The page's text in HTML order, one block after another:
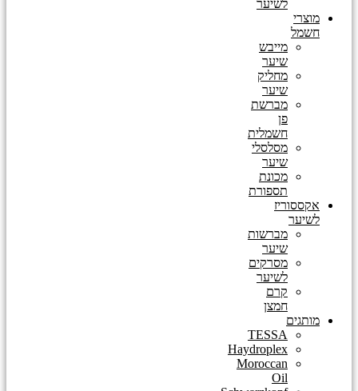
לשיער
מוצרי
חשמל
מייבש
שיער
מחליק
שיער
מברשת
פן
חשמלית
מסלסלי
שיער
מכונת
תספורת
אקססוריז
לשיער
מברשות
שיער
מסרקים
לשיער
קרם
חמצן
מותגים
TESSA
Haydroplex
Moroccan
Oil